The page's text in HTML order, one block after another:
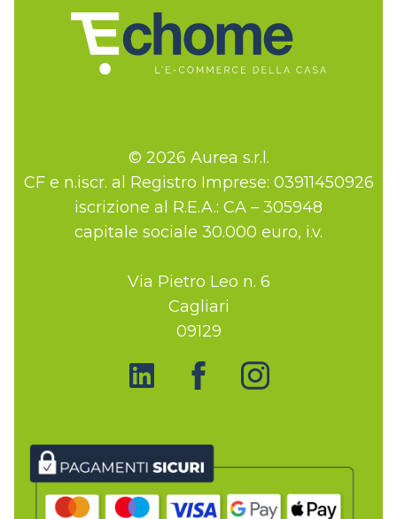
© 2026 Aurea s.r.l.
CF e n.iscr. al Registro Imprese: 03911450926
iscrizione al R.E.A.: CA – 305948
capitale sociale 30.000 euro, i.v.
Via Pietro Leo n. 6
Cagliari
09129